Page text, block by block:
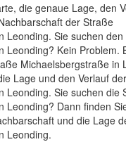
die genaue Lage, den
der Straße
Leonding. Sie suchen
Leonding? Kein Problem.
Michaelsbergstraße in
Lage und den Verlauf
Leonding. Sie suchen die
Leonding? Dann finden
und die Lage
Leonding.